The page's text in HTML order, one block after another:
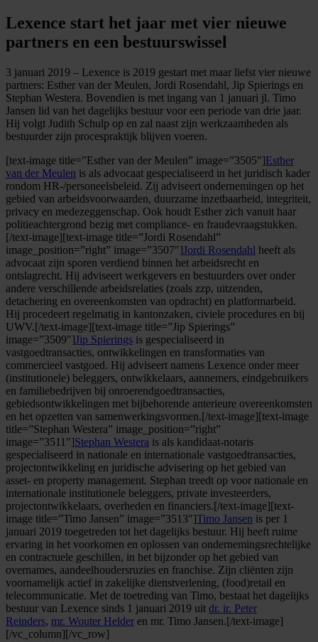
Lexence start het jaar met vier nieuwe
partners en een bestuurswissel
3 januari 2019 – Lexence is 2019 gestart met maar liefst vier nieuwe
partners: Esther van der Meulen, Jordi Rosendahl, Jip Spierings en
Stephan Westera. Bovendien is met ingang van 1 januari jl. Timo
Jansen lid van het dagelijks bestuur voor een periode van drie jaar.
Hij volgt Judith Schulp op en zal naast zijn werkzaamheden als
bestuurder zijn procespraktijk blijven voeren.
[text-image title=”Esther van der Meulen” image=”3505″]Esther
van der Meulen is als advocaat gespecialiseerd in het juridisch kader
rondom HR-/personeelsbeleid. Zij adviseert ondernemingen op het
gebied van arbeidsvoorwaarden, duurzame inzetbaarheid, integriteit,
privacy en medezeggenschap. Ook houdt Esther zich vanuit haar
politieachtergrond bezig met compliance- en fraudevraagstukken.
[/text-image][text-image title=”Jordi Rosendahl”
image_position=”right” image=”3507″]Jordi Rosendahl heeft als
advocaat zijn sporen verdiend binnen het arbeidsrecht en
ontslagrecht. Hij adviseert werkgevers en bestuurders over onder
andere verschillende arbeidsrelaties (zoals zzp, uitzenden,
detachering en overeenkomsten van opdracht) en platformarbeid.
Hij procedeert regelmatig in kantonzaken, civiele procedures en bij
UWV.[/text-image][text-image title=”Jip Spierings”
image=”3509″]Jip Spierings is gespecialiseerd in
vastgoedtransacties, ontwikkelingen en transformaties van
commercieel vastgoed. Hij adviseert namens Lexence onder meer
(institutionele) beleggers, ontwikkelaars, aannemers, eindgebruikers
en familiebedrijven bij onroerendgoedtransacties,
gebiedsontwikkelingen met bijbehorende anterieure overeenkomsten
en het opzetten van samenwerkingsvormen.[/text-image][text-image
title=”Stephan Westera” image_position=”right”
image=”3511″]Stephan Westera is als kandidaat-notaris
gespecialiseerd in nationale en internationale vastgoedtransacties,
projectontwikkeling en juridische advisering op het gebied van
asset- en property management. Stephan treedt op voor nationale en
internationale institutionele beleggers, private investeerders,
projectontwikkelaars, overheden en financiers.[/text-image][text-
image title=”Timo Jansen” image=”3513″]Timo Jansen is per 1
januari 2019 toegetreden tot het dagelijks bestuur. Hij heeft ruime
ervaring in het voorkomen en oplossen van ondernemingsrechtelijke
en contractuele geschillen, in het bijzonder op het gebied van
overnames, aandeelhoudersruzies en franchise. Zijn cliënten zijn
voornamelijk actief in zakelijke dienstverlening, (food)retail en
telecommunicatie. Met de toetreding van Timo, bestaat het dagelijks
bestuur van Lexence sinds 1 januari 2019 uit dr. ir. Peter
Reinders, mr. Wouter Helder en mr. Timo Jansen.[/text-image]
[/vc_column][/vc_row]